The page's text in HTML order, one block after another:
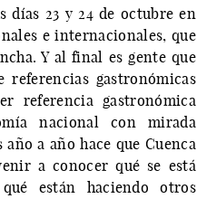
días 23 y 24 de octubre en
e internacionales, que
Y al final es gente que
gastronómicas
referencia gastronómica
nacional con mirada
a año hace que Cuenca
a conocer qué se está
están haciendo otros